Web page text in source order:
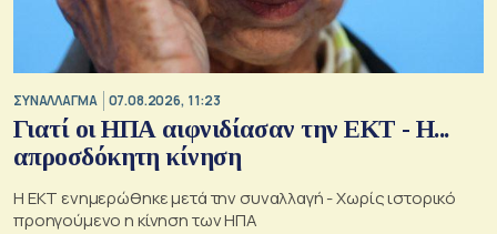
ΣΥΝΑΛΛΑΓΜΑ 07.08.2026, 11:23
Γιατί οι ΗΠΑ αιφνιδίασαν την ΕΚΤ - Η...
απροσδόκητη κίνηση
Η ΕΚΤ ενημερώθηκε μετά την συναλλαγή - Χωρίς ιστορικό
προηγούμενο η κίνηση των ΗΠΑ